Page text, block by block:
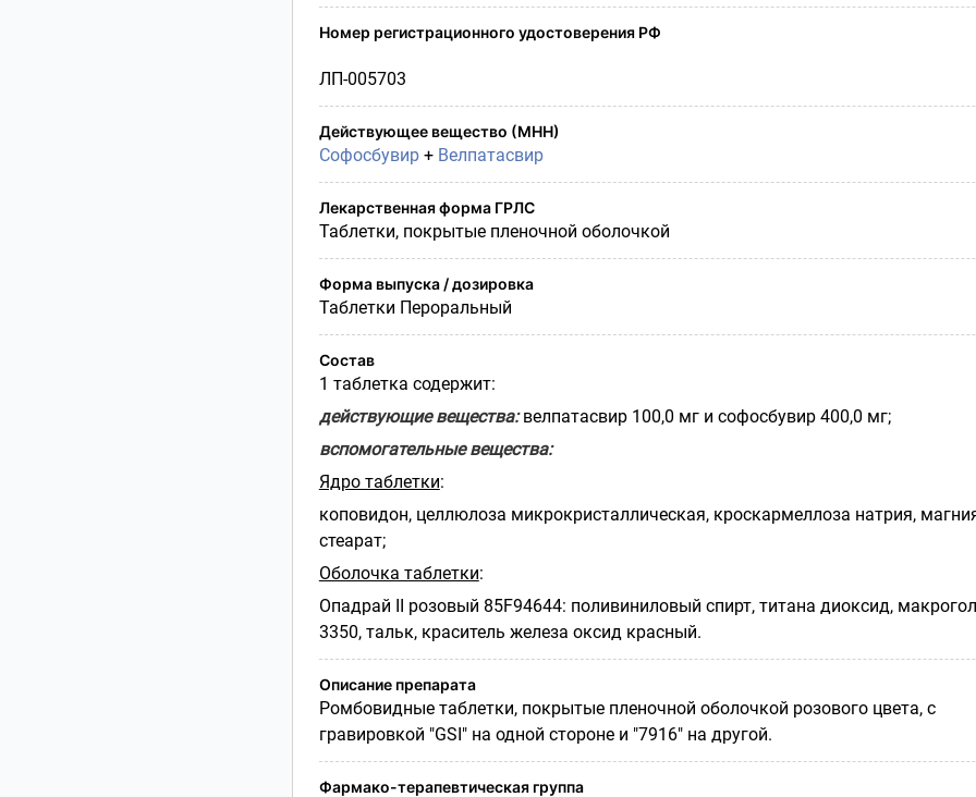
Номер регистрационного удостоверения РФ
ЛП-005703
Действующее вещество (МНН)
Софосбувир+ Велпатасвир
Лекарственная форма ГРЛС
Таблетки, покрытые пленочной оболочкой
Форма выпуска / дозировка
Таблетки Пероральный
Состав
1 таблетка содержит:
действующие вещества:велпатасвир 100,0 мг и софосбувир 400,0 мг;
вспомогательные вещества:
Ядро таблетки:
коповидон, целлюлоза микрокристаллическая, кроскармеллоза натрия,
стеарат;
Оболочка таблетки:
Опадрай II розовый 85F94644: поливиниловый спирт, титана диоксид, макрогол
3350, тальк, краситель железа оксид красный.
Описание препарата
Ромбовидные таблетки, покрытые пленочной оболочкой розового цвета, с
гравировкой "GSI" на одной стороне и "7916" на другой.
Фармако-терапевтическая группа